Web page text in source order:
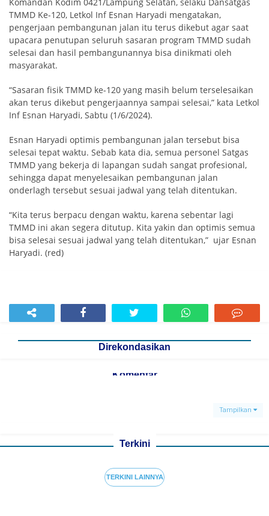
TMMD Ke-120, Letkol Inf Esnan Haryadi mengatakan,
pengerjaan pembangunan jalan itu terus dikebut agar saat
upacara penutupan seluruh sasaran program TMMD sudah
selesai dan hasil pembangunannya bisa dinikmati oleh
masyarakat.
“Sasaran fisik TMMD ke-120 yang masih belum terselesaikan
akan terus dikebut pengerjaannya sampai selesai,” kata Letkol
Inf Esnan Haryadi, Sabtu (1/6/2024).
Esnan Haryadi optimis pembangunan jalan tersebut bisa
selesai tepat waktu. Sebab kata dia, semua personel Satgas
TMMD yang bekerja di lapangan sudah sangat profesional,
sehingga dapat menyelesaikan pembangunan jalan
onderlagh tersebut sesuai jadwal yang telah ditentukan.
“Kita terus berpacu dengan waktu, karena sebentar lagi
TMMD ini akan segera ditutup. Kita yakin dan optimis semua
bisa selesai sesuai jadwal yang telah ditentukan,” ujar Esnan
Haryadi. (red)
Direkondasikan
Komentar
Tampilkan
Terkini
TERKINI LAINNYA